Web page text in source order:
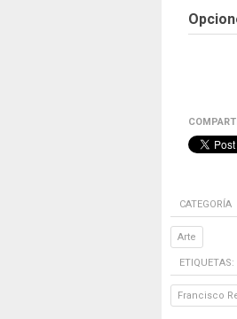
CATEGORÍA
Arte
ETIQUETAS:
Francisco